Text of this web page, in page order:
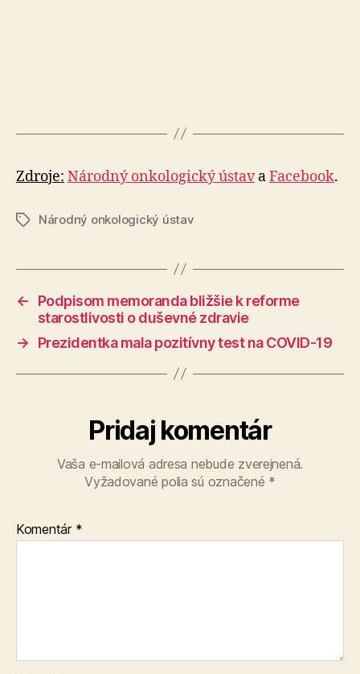
Zdroje: Národný onkologický ústavaFacebook.
ZnačkyNárodný onkologický ústav
←
Podpisom memoranda bližšie k reforme
starostlivosti o duševné zdravie
→
Prezidentka mala pozitívny test na COVID-19
Pridaj komentár
Vaša e-mailová adresa nebude zverejnená.
Vyžadované polia sú označené *
Komentár *